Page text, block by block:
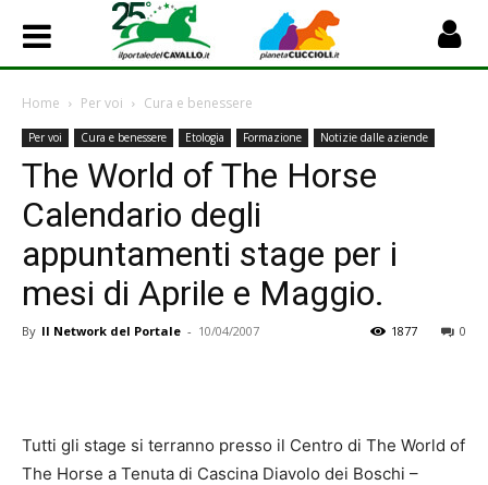
Home Per voi Cura e benessere
Per voi Cura e benessere Etologia Formazione Notizie dalle aziende
The World of The Horse
Calendario degli
appuntamenti stage per i
mesi di Aprile e Maggio.
By Il Network del Portale - 10/04/2007 0
1877
Tutti gli stage si terranno presso il Centro di The World of
The Horse a Tenuta di Cascina Diavolo dei Boschi –